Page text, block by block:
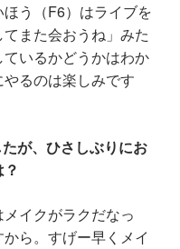
う（F6）はライブを
また会おうね」みた
いるかどうかはわか
るのは楽しみです
が、ひさしぶりにお
イクがラクだなっ
ら。すげー早くメイ